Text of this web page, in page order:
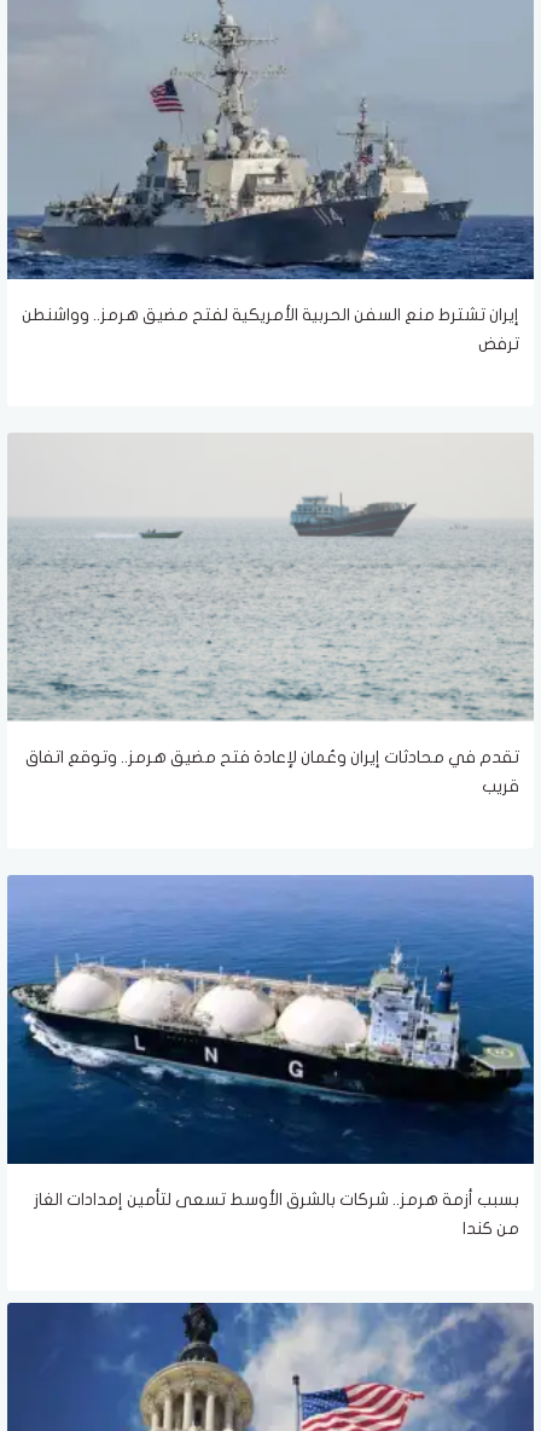
إيران تشترط منع السفن الحربية الأمريكية لفتح مضيق هرمز.. وواشنطن
ترفض
تقدم في محادثات إيران وعُمان لإعادة فتح مضيق هرمز.. وتوقع اتفاق
قريب
بسبب أزمة هرمز.. شركات بالشرق الأوسط تسعى لتأمين إمدادات الغاز
من كندا